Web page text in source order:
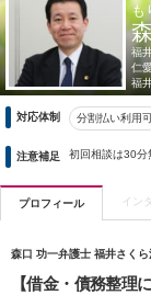
も
福
仁
福
対応体制 分割払い利用
注意補足 初回相談は30分
プロフィール イン
森口 功一弁護士 福井さく
【借金・債務整理